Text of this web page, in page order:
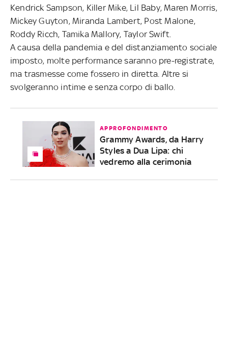
Kendrick Sampson, Killer Mike, Lil Baby, Maren Morris,
Mickey Guyton, Miranda Lambert, Post Malone,
Roddy Ricch, Tamika Mallory, Taylor Swift.
A causa della pandemia e del distanziamento sociale
imposto, molte performance saranno pre-registrate,
ma trasmesse come fossero in diretta. Altre si
svolgeranno intime e senza corpo di ballo.
APPROFONDIMENTO
Grammy Awards, da Harry
Styles a Dua Lipa: chi
vedremo alla cerimonia